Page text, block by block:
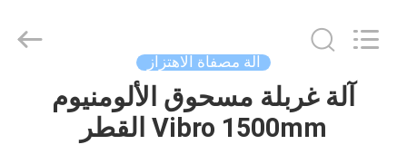
مسكن
آلة مصفاة الاهتزاز
آلة غربلة مسحوق الألومنيوم
Vibro 1500mm القطر